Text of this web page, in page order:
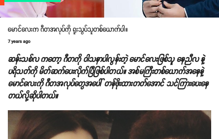
မောင်လေးက ဂီတအလုပ်ကို ရူးသွပ်သူတစ်ယောက်ပါ။
7 years ago
ဆန်းသစ်လ ကတော့ ဂီတကို ဝါသနာပါလွန်းတဲ့ မောင်လေးဖြစ်သူ နေညီလ နဲ့
ပရိသတ်ကို မိတ်ဆက်ပေးလိုက်ပြီဖြစ်ပါတယ်။ အစ်မကြီးတစ်ယောက်အနေနဲ့
မောင်လေးကို ဂီတအလုပ်တွေအပေါ် တန်ဖိုးထားတတ်အောင် သင်ကြားပေးနေ
တယ်လို့ဆိုပါတယ်။